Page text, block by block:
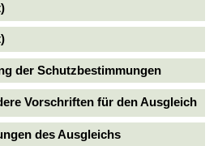
der Schutzbestimmungen
Vorschriften für den Ausgleich
des Ausgleichs